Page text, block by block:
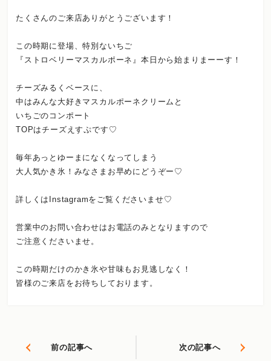
たくさんのご来店ありがとうございます！
この時期に登場、特別ないちご
『ストロベリーマスカルポーネ』本日から始まりまーーす！
チーズみるくベースに、
中はみんな大好きマスカルポーネクリームと
いちごのコンポート
TOPはチーズえすぷです♡
毎年あっとゆーまになくなってしまう
大人気かき氷！みなさまお早めにどうぞー♡
詳しくはInstagramをご覧くださいませ♡
営業中のお問い合わせはお電話のみとなりますので
ご注意くださいませ。
この時期だけのかき氷や甘味もお見逃しなく！
皆様のご来店をお待ちしております。
前の記事へ 次の記事へ